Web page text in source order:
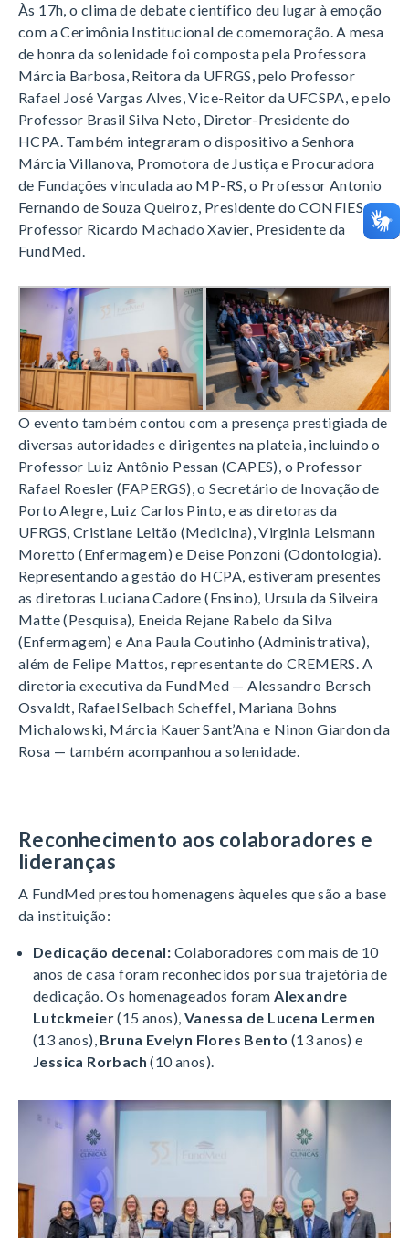
Às 17h, o clima de debate científico deu lugar à emoção
com aCerimônia Institucionalde comemoração.A mesa
de honra da solenidade foi composta pela Professora
Márcia Barbosa, Reitora da UFRGS, pelo Professor
Rafael José Vargas Alves, Vice-Reitor da UFCSPA, e pelo
Professor Brasil Silva Neto, Diretor-Presidente do
HCPA. Também integraram o dispositivo aSenhora
Márcia Villanova, Promotora de Justiça e Procuradora
de Fundações vinculada ao MP-RS, o Professor Antonio
Fernando de Souza Queiroz, Presidente do CONFIES, e o
Professor Ricardo Machado Xavier, Presidente da
FundMed.
O evento também contou com a presença prestigiada de
diversas autoridades e dirigentes na plateia, incluindo o
Professor Luiz Antônio Pessan (CAPES), o Professor
Rafael Roesler (FAPERGS), o Secretário de Inovação de
Porto Alegre, Luiz Carlos Pinto, e as diretoras da
UFRGS, Cristiane Leitão (Medicina), Virginia Leismann
Moretto (Enfermagem) e Deise Ponzoni (Odontologia)
Representando a gestão do HCPA, estiveram presentes
as diretoras Luciana Cadore (Ensino), Ursula da Silveira
Matte (Pesquisa), Eneida Rejane Rabelo da Silva
(Enfermagem) e Ana Paula Coutinho (Administrativa),
além de Felipe Mattos, representante do CREMERS A
diretoria executiva da FundMed — Alessandro Bersch
Osvaldt, Rafael Selbach Scheffel, Mariana Bohns
Michalowski, Márcia Kauer Sant’Ana e Ninon Giardon da
Rosa — também acompanhou a solenidade
Reconhecimento aos colaboradores e
lideranças
A FundMed prestou homenagens àqueles que são a base
da instituição:
Dedicação decenal: Colaboradores com mais de 10
anos de casa foram reconhecidos por sua trajetória de
dedicação .Os homenageados foram Alexandre
Lutckmeier(15 anos), Vanessa de Lucena Lermen
(13 anos), Bruna Evelyn Flores Bento (13 anos) e
Jessica Rorbach (10 anos)